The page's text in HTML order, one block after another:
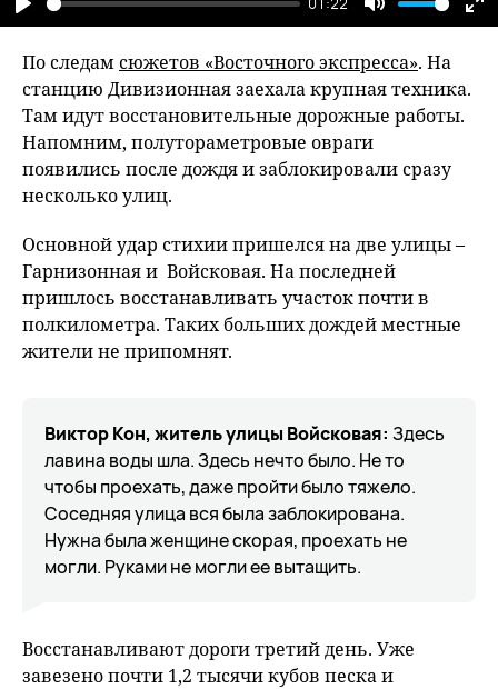
Play Mute
По следамсюжетов «Восточного экспресса». На
станцию Дивизионная заехала крупная техника.
Там идут восстановительные дорожные работы.
Напомним, полутораметровые овраги
появились после дождя и заблокировали сразу
несколько улиц.
Основной удар стихии пришелся на две улицы –
Гарнизонная и Войсковая. На последней
пришлось восстанавливать участок почти в
полкилометра. Таких больших дождей местные
жители не припомнят.
Виктор Кон, житель улицы Войсковая: Здесь
лавина воды шла. Здесь нечто было. Не то
чтобы проехать, даже пройти было тяжело.
Соседняя улица вся была заблокирована.
Нужна была женщине скорая, проехать не
могли. Руками не могли ее вытащить.
Восстанавливают дороги третий день. Уже
завезено почти 1,2 тысячи кубов песка и